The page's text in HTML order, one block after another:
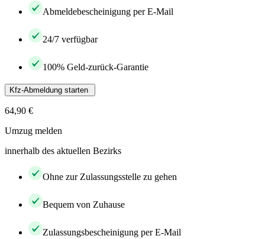
Abmeldebescheinigung per E-Mail
24/7 verfügbar
100% Geld-zurück-Garantie
Kfz-Abmeldung starten
64,90 €
Umzug melden
innerhalb des aktuellen Bezirks
Ohne zur Zulassungsstelle zu gehen
Bequem von Zuhause
Zulassungsbescheinigung per E-Mail